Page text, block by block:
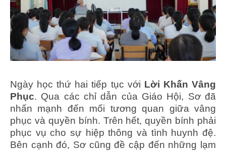
Ngày học thứ hai tiếp tục với Lời Khấn Vâng
Phục. Qua các chỉ dẫn của Giáo Hội, Sơ đã
nhấn mạnh đến mối tương quan giữa vâng
phục và quyền bính. Trên hết, quyền bính phải
phục vụ cho sự hiệp thông và tình huynh đệ.
Bên cạnh đó, Sơ cũng đề cập đến những lạm